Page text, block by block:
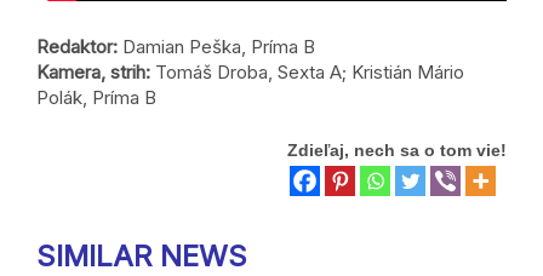
Redaktor: Damian Peška, Príma B
Kamera, strih: Tomáš Droba, Sexta A; Kristián Mário
Polák, Príma B
Zdieľaj, nech sa o tom vie!
SIMILAR NEWS